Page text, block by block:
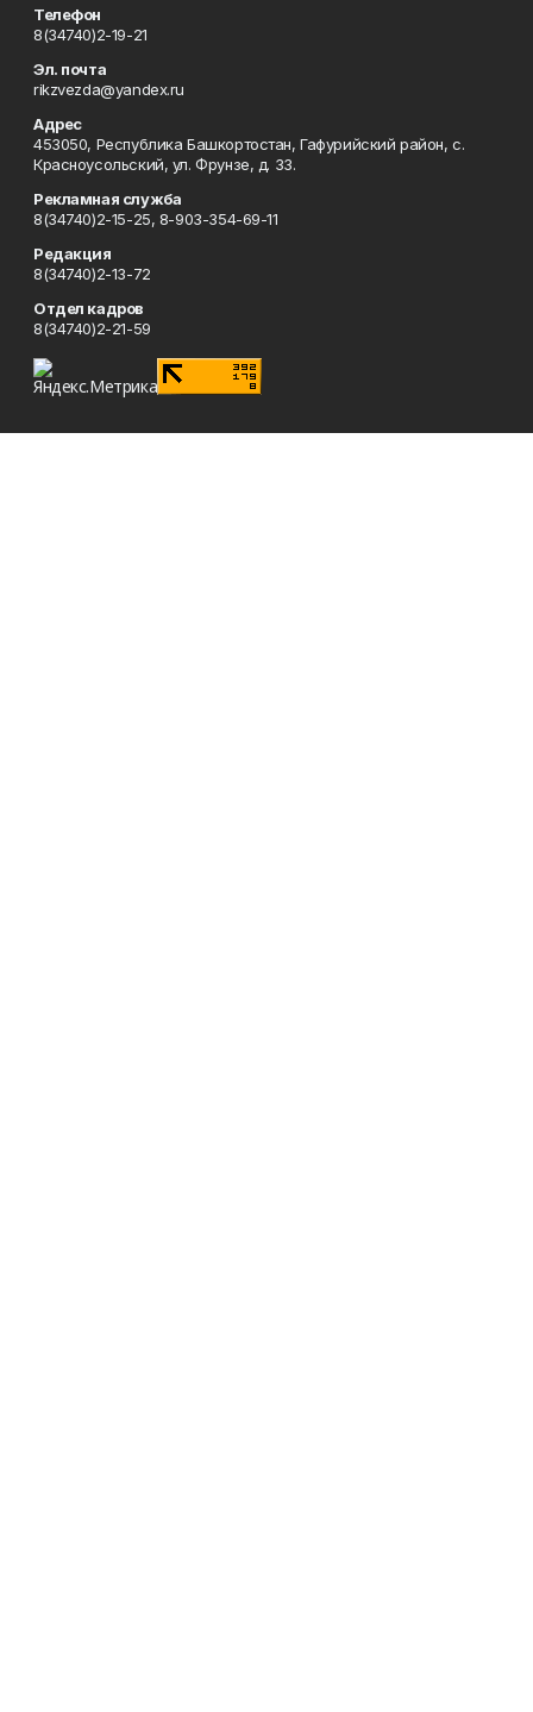
Телефон
8(34740)2-19-21
Эл. почта
rikzvezda@yandex.ru
Адрес
453050, Республика Башкортостан, Гафурийский район, с.
Красноусольский, ул. Фрунзе, д. 33.
Рекламная служба
8(34740)2-15-25, 8-903-354-69-11
Редакция
8(34740)2-13-72
Отдел кадров
8(34740)2-21-59